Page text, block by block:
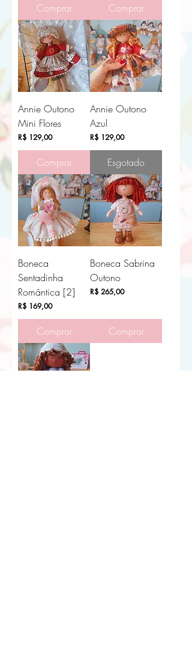
Comprar Comprar
Annie Outono
Mini Flores
Preço
R$ 129,00
Comprar
Annie Outono
Azul
Preço
R$ 129,00
Esgotado
Boneca
Sentadinha
Romântica [2]
Preço
R$ 169,00
Comprar
Boneca Sabrina
Outono
Preço
R$ 265,00
Comprar